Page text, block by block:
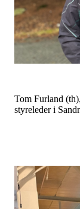
Tom Furland
styreleder i